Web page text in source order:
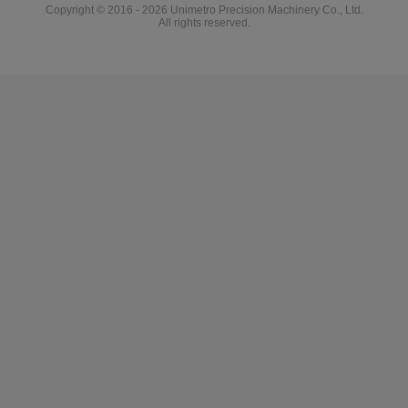
Copyright © 2016 - 2026 Unimetro Precision Machinery Co., Ltd.
All rights reserved.